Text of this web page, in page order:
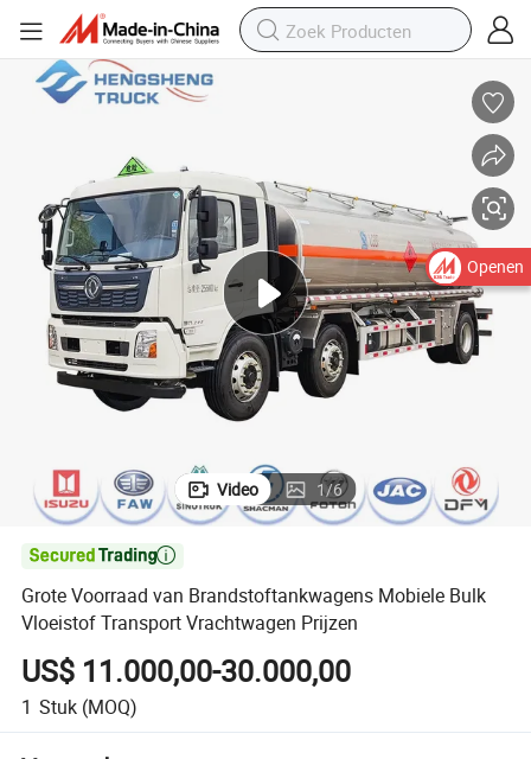
Video 1/6

Grote Voorraad van Brandstoftankwagens Mobiele Bulk
Vloeistof Transport Vrachtwagen Prijzen
US$ 11.000,00-30.000,00
1 Stuk (MOQ)
Openen